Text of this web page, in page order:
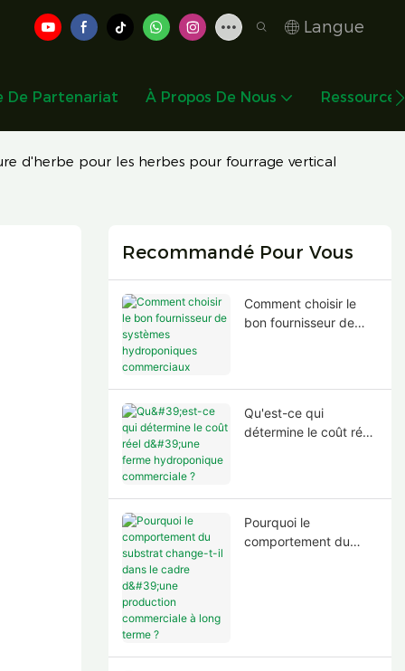
Langue
De Partenariat À Propos De Nous Ressource
d'herbe pour les herbes pour fourrage vertical
Recommandé Pour Vous
Comment choisir le
bon fournisseur de
Qu'est-ce qui
détermine le coût réel
Pourquoi le
comportement du